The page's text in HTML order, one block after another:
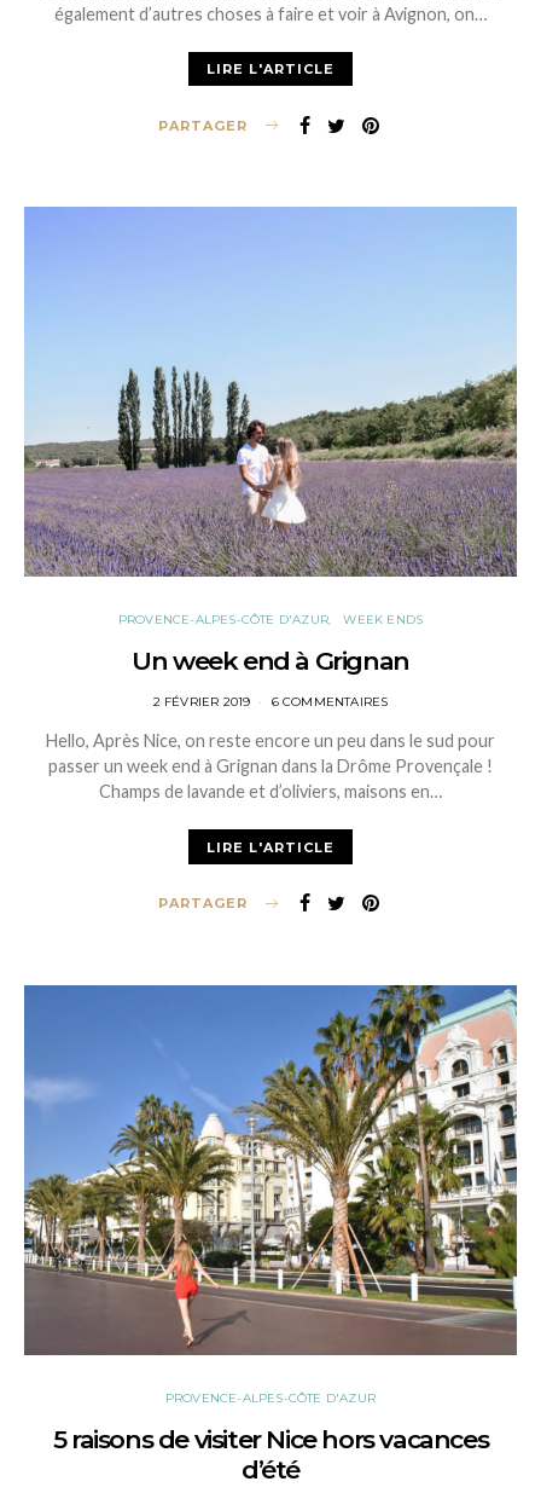
également d’autres choses à faire et voir à Avignon, on…
LIRE L'ARTICLE
PARTAGER
PROVENCE-ALPES-CÔTE D'AZUR WEEK ENDS
Un week end à Grignan
POSTED
2 FÉVRIER 2019 6 COMMENTAIRES
Hello, Après Nice, on reste encore un peu dans le sud pour
passer un week end à Grignan dans la Drôme Provençale !
Champs de lavande et d’oliviers, maisons en…
LIRE L'ARTICLE
PARTAGER
PROVENCE-ALPES-CÔTE D'AZUR
5 raisons de visiter Nice hors vacances
d’été